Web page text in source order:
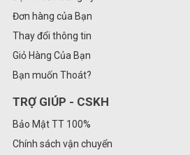
Đơn hàng của Bạn
Thay đổi thông tin
Giỏ Hàng Của Bạn
Bạn muốn Thoát?
TRỢ GIÚP - CSKH
Bảo Mật TT 100%
Chính sách vận chuyển